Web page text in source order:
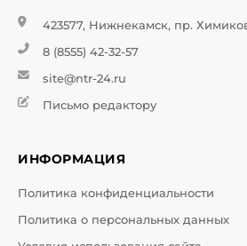
423577, Нижнекамск, пр.
8 (8555) 42-32-57
site@ntr-24.ru
Письмо редактору
ИНФОРМАЦИЯ
Политика конфиденциальности
Политика о персональных данных